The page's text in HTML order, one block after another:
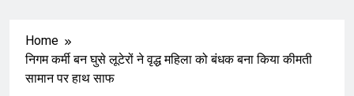
Home
निगम कर्मी बन घुसे लूटेरों ने वृद्ध महिला को बंधक बना किया कीमती
सामान पर हाथ साफ